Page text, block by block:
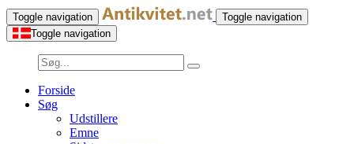
Toggle navigation
Toggle navigation
Toggle navigation
Forside
Søg
Udstillere
Emne